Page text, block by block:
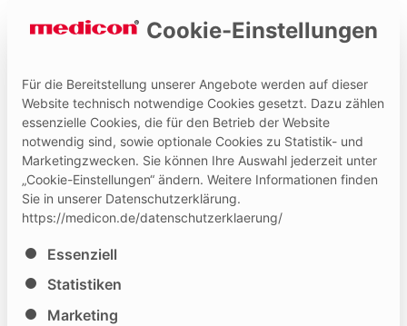
Hilfe und Kontakt Medicon Extranet
Newsletter-Anmeldung
Melden Sie sich jetzt an und erhalten Sie regelmäßig
Informationen entsprechend ihrer persönlichen
Interessen! Sie können unseren Newsletter zu den
Cookie-Einstellungen
Für die Bereitstellung unserer Angebote werden auf dieser
Website technisch notwendige Cookies gesetzt. Dazu zählen
essenzielle Cookies, die für den Betrieb der Website
notwendig sind, sowie optionale Cookies zu Statistik- und
Marketingzwecken. Sie können Ihre Auswahl jederzeit unter
„Cookie-Einstellungen“ ändern. Weitere Informationen finden
Sie in unserer Datenschutzerklärung.
https://medicon.de/datenschutzerklaerung/
Es folgt eine Liste der Service-Gruppen, für die eine
Essenziell
Statistiken
Marketing